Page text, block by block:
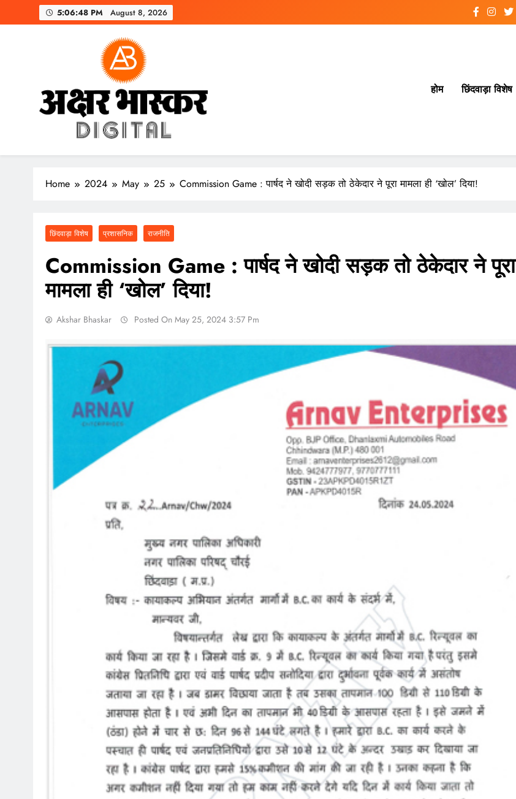
to
5:06:49 PM August 8, 2026
अक्षर भास्कर
डिजिटल
होम छिंदवाड़ा विशेष
Home 2024 May 25 Commission Game : पार्षद ने खोदी सड़क तो ठेकेदार ने पूरा मामला ही ‘खोल’ दिया!
छिंदवाड़ा विशेष प्रशासनिक राजनीति
Commission Game : पार्षद ने खोदी सड़क तो ठेकेदार ने पूरा
मामला ही ‘खोल’ दिया!
Akshar Bhaskar Posted On May 25, 2024 3:57 Pm